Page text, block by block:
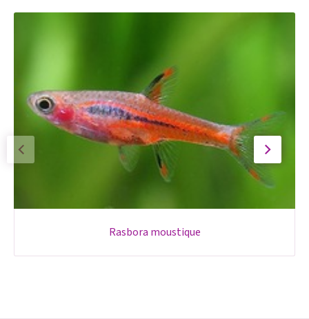
rasbora moustique